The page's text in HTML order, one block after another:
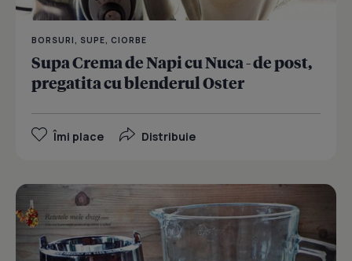
BORSURI, SUPE, CIORBE
Supa Crema de Napi cu Nuca - de post,
pregatita cu blenderul Oster
Îmi place Distribuie